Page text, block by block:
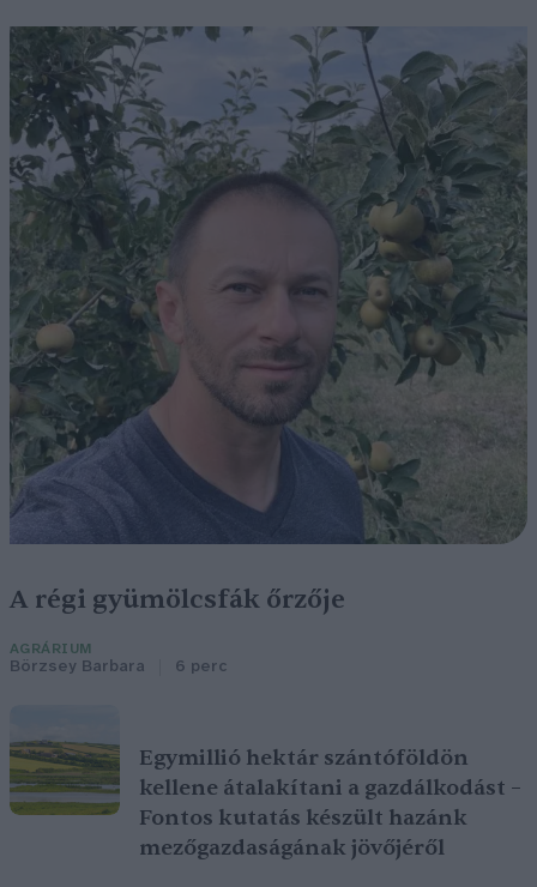
A régi gyümölcsfák őrzője
AGRÁRIUM
Börzsey Barbara 6 perc
Egymillió hektár szántóföldön
kellene átalakítani a gazdálkodást –
Fontos kutatás készült hazánk
mezőgazdaságának jövőjéről